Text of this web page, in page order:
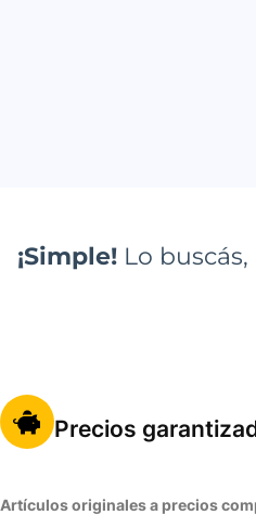
¡Simple!Lo buscás,
Precios
Artículos originales a precios